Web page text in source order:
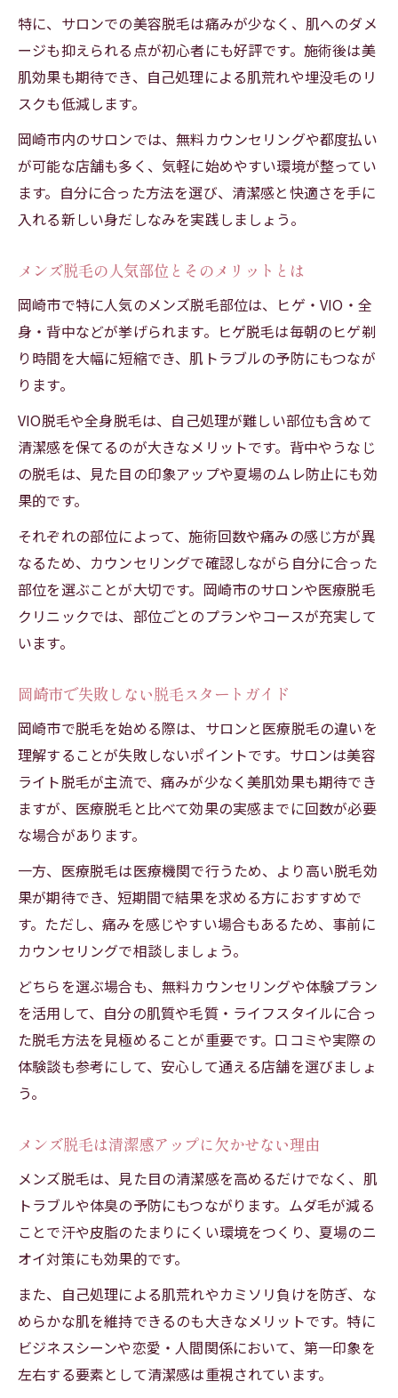
特に、サロンでの美容脱毛は痛みが少なく、肌へのダメ
ージも抑えられる点が初心者にも好評です。施術後は美
肌効果も期待でき、自己処理による肌荒れや埋没毛のリ
スクも低減します。
岡崎市内のサロンでは、無料カウンセリングや都度払い
が可能な店舗も多く、気軽に始めやすい環境が整ってい
ます。自分に合った方法を選び、清潔感と快適さを手に
入れる新しい身だしなみを実践しましょう。
メンズ脱毛の人気部位とそのメリットとは
岡崎市で特に人気のメンズ脱毛部位は、ヒゲ・VIO・全
身・背中などが挙げられます。ヒゲ脱毛は毎朝のヒゲ剃
り時間を大幅に短縮でき、肌トラブルの予防にもつなが
ります。
VIO脱毛や全身脱毛は、自己処理が難しい部位も含めて
清潔感を保てるのが大きなメリットです。背中やうなじ
の脱毛は、見た目の印象アップや夏場のムレ防止にも効
果的です。
それぞれの部位によって、施術回数や痛みの感じ方が異
なるため、カウンセリングで確認しながら自分に合った
部位を選ぶことが大切です。岡崎市のサロンや医療脱毛
クリニックでは、部位ごとのプランやコースが充実して
います。
岡崎市で失敗しない脱毛スタートガイド
岡崎市で脱毛を始める際は、サロンと医療脱毛の違いを
理解することが失敗しないポイントです。サロンは美容
ライト脱毛が主流で、痛みが少なく美肌効果も期待でき
ますが、医療脱毛と比べて効果の実感までに回数が必要
な場合があります。
一方、医療脱毛は医療機関で行うため、より高い脱毛効
果が期待でき、短期間で結果を求める方におすすめで
す。ただし、痛みを感じやすい場合もあるため、事前に
カウンセリングで相談しましょう。
どちらを選ぶ場合も、無料カウンセリングや体験プラン
を活用して、自分の肌質や毛質・ライフスタイルに合っ
た脱毛方法を見極めることが重要です。口コミや実際の
体験談も参考にして、安心して通える店舗を選びましょ
う。
メンズ脱毛は清潔感アップに欠かせない理由
メンズ脱毛は、見た目の清潔感を高めるだけでなく、肌
トラブルや体臭の予防にもつながります。ムダ毛が減る
ことで汗や皮脂のたまりにくい環境をつくり、夏場のニ
オイ対策にも効果的です。
また、自己処理による肌荒れやカミソリ負けを防ぎ、な
めらかな肌を維持できるのも大きなメリットです。特に
ビジネスシーンや恋愛・人間関係において、第一印象を
左右する要素として清潔感は重視されています。